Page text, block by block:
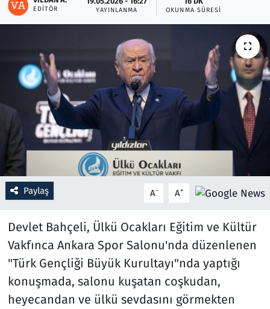
EDITÖR YAYINLANMA OKUNMA SÜRESI
Paylaş A- A+
Devlet Bahçeli, Ülkü Ocakları Eğitim ve Kültür
Vakfınca Ankara Spor Salonu'nda düzenlenen
"Türk Gençliği Büyük Kurultayı"nda yaptığı
konuşmada, salonu kuşatan coşkudan,
heyecandan ve ülkü sevdasını görmekten
Ramazan
Rüya Tabirleri
Sağlık
Savunma Sanayi
Seçim 2023
Spor
Teknoloji ve Bilim
Televizyon